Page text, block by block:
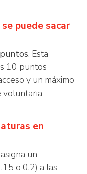
puede sacar
. Esta
10 puntos
y un máximo
voluntaria
en
un
o 0,2) a las